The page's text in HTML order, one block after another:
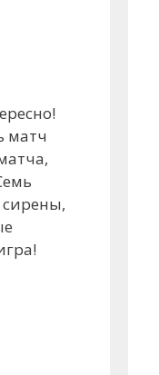
матч
сирены,